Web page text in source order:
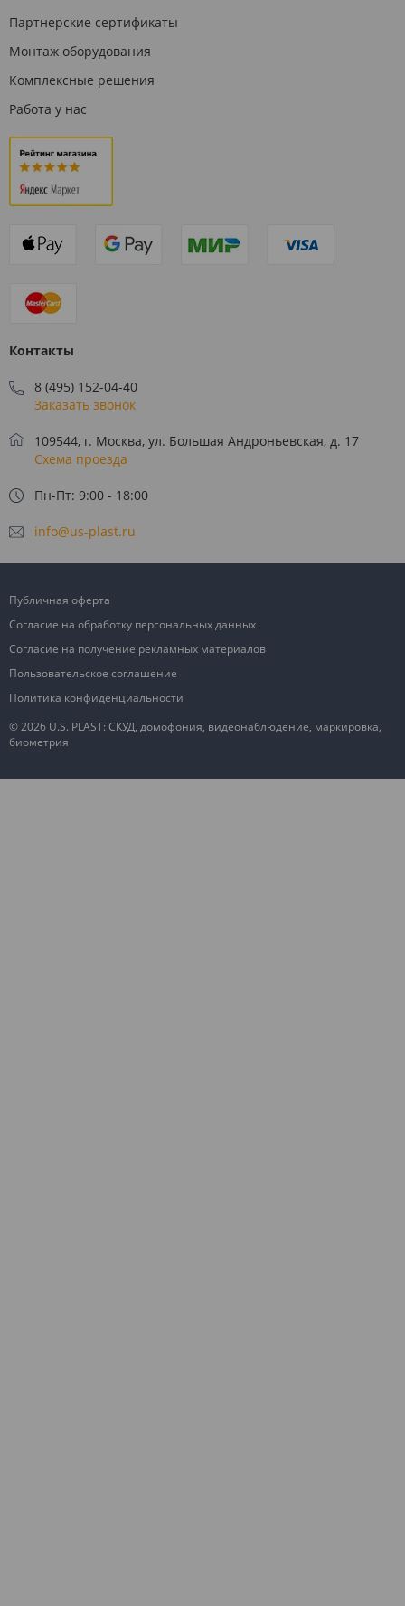
Партнерские сертификаты
Монтаж оборудования
Комплексные решения
Работа у нас
Контакты
8 (495) 152-04-40
Заказать звонок
109544, г. Москва, ул. Большая Андроньевская, д. 17
Схема проезда
Пн-Пт: 9:00 - 18:00
info@us-plast.ru
© 2026 U.S. PLAST: СКУД, домофония, видеонаблюдение, маркировка,
биометрия
Публичная оферта
Согласие на обработку персональных данных
Согласие на получение рекламных материалов
Пользовательское соглашение
Политика конфиденциальности